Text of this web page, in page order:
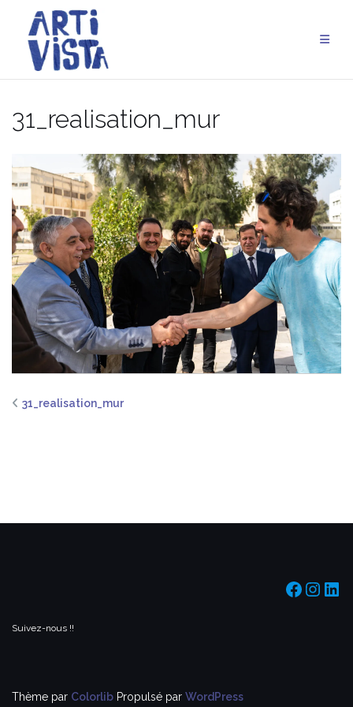
contenu
31_realisation_mur
31_realisation_mur
Suivez-nous !!
Thème par Colorlib Propulsé par WordPress